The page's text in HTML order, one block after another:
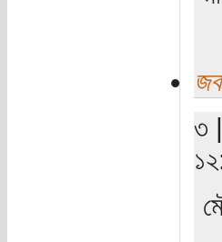
৩